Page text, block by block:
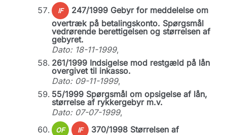
IF
247/1999 Gebyr for meddelelse om
overtræk på betalingskonto. Spørgsmål
vedrørende berettigelsen og størrelsen af
gebyret.
Dato: 18-11-1999,
261/1999 Indsigelse mod restgæld på lån
overgivet til inkasso.
Dato: 09-11-1999,
55/1999 Spørgsmål om opsigelse af lån,
størrelse af rykkergebyr m.v.
Dato: 07-07-1999,
OF IF
370/1998 Størrelsen af